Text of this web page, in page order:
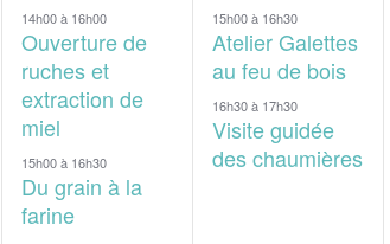
14h00à 16h00
Ouverture de
ruches et
extraction de
miel
15h00à 16h30
Du grain à la
farine
15h00à 16h30
Atelier Galettes
au feu de bois
16h30à 17h30
Visite guidée
des chaumières